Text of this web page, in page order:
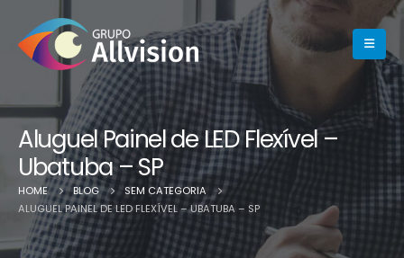
Aluguel Painel de LED Flexível –
Ubatuba – SP
HOME BLOG
SEM CATEGORIA
ALUGUEL PAINEL DE LED FLEXÍVEL – UBATUBA – SP